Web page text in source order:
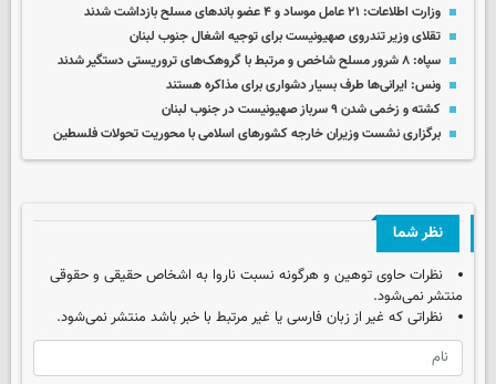
وزارت اطلاعات: ۲۱ عامل موساد و ۴ عضو باندهای مسلح بازداشت شدند
تقلای وزیر تندروی صهیونیست برای توجیه اشغال جنوب لبنان
سپاه: ۸ شرور مسلح شاخص و مرتبط با گروهک‌های تروریستی دستگیر شدند
ونس: ایرانی‌ها طرف بسیار دشواری برای مذاکره هستند
کشته و زخمی شدن ۹ سرباز صهیونیست در جنوب لبنان
برگزاری نشست وزیران خارجه کشورهای اسلامی با محوریت تحولات فلسطین
نظر شما
نظرات حاوی توهین و هرگونه نسبت ناروا به اشخاص حقیقی و حقوقی
منتشر نمی‌شود.
نظراتی که غیر از زبان فارسی یا غیر مرتبط با خبر باشد منتشر نمی‌شود.